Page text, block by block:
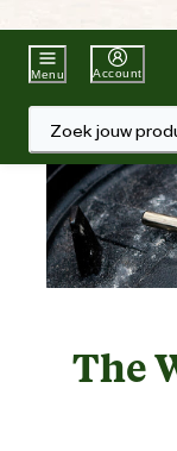
Menu Account
Zoek jouw
The